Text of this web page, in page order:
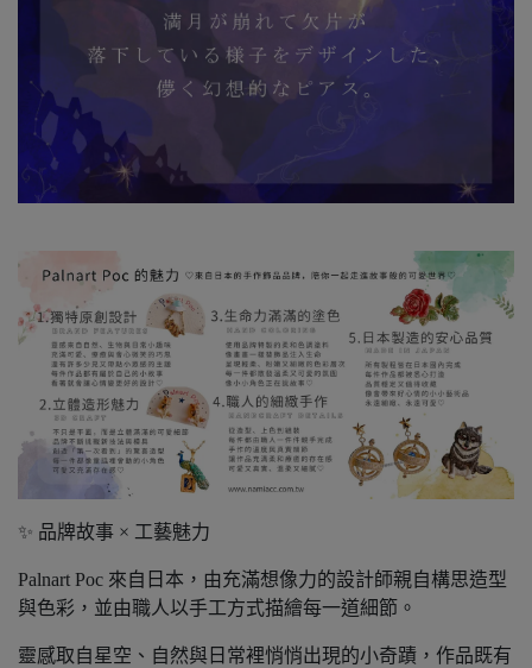
✨ 品牌故事 × 工藝魅力
Palnart Poc 來自日本，由充滿想像力的設計師親自構思造型
與色彩，並由職人以手工方式描繪每一道細節。
靈感取自星空、自然與日常裡悄悄出現的小奇蹟，作品既有